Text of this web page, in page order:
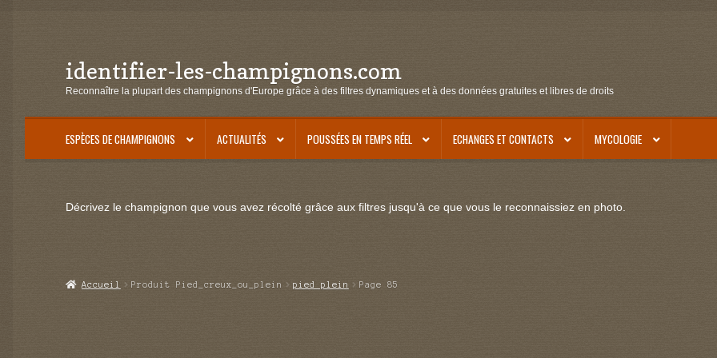
Aller
à
navigation
Aller
au
identifier-les-champignons.com
Reconnaître la plupart des champignons d'Europe grâce à des filtres dynamiques et à des données gratuites et libres de droits
ESPÈCES DE CHAMPIGNONS ACTUALITÉS POUSSÉES EN TEMPS RÉEL ECHANGES ET CONTACTS MYCOLOGIE
Décrivez le champignon que vous avez récolté grâce aux filtres jusqu'à ce que vous le reconnaissiez en photo.
Accueil Produit Pied_creux_ou_plein pied plein Page 85